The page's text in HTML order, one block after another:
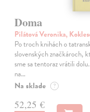
Doma
Pilátová Veronika,
Po troch knihách o
slovenských značkároch,
sme sa tentoraz vrátili
na…
Na sklade ?
52,25 €